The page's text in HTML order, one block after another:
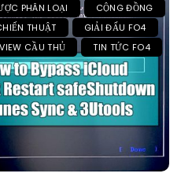
PHÂN LOẠI
CỘNG ĐỒNG
THUẬT
GIẢI ĐẤU FO4
CẦU THỦ TIN TỨC FO4